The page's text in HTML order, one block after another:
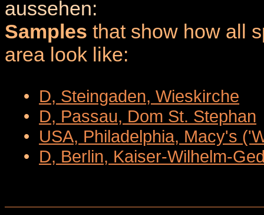
aussehen:
Samples that show how all
area look like:
• D, Steingaden, Wieskirche
• D, Passau, Dom St. Stephan
• USA, Philadelphia, Macy's
• D, Berlin, Kaiser-Wilhelm-